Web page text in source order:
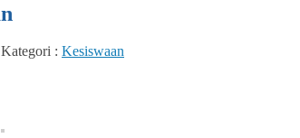
Kategori : Kesiswaan